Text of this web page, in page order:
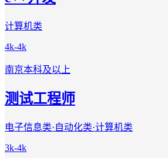
计算机类
4k-4k
南京本科及以上
测试工程师
电子信息类·自动化类·计算机类
3k-4k